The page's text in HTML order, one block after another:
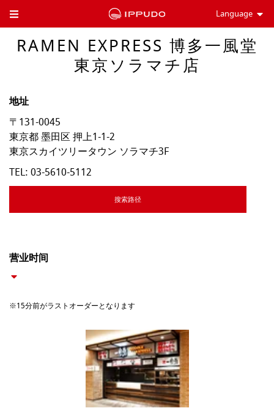
Toggle Header Menu Language
RAMEN EXPRESS 博多一風堂
東京ソラマチ店
地址
〒131-0045
東京都墨田区押上1-1-2
東京スカイツリータウン ソラマチ3F
TEL: 03-5610-5112
搜索路径
营业时间
※15分前がラストオーダーとなります